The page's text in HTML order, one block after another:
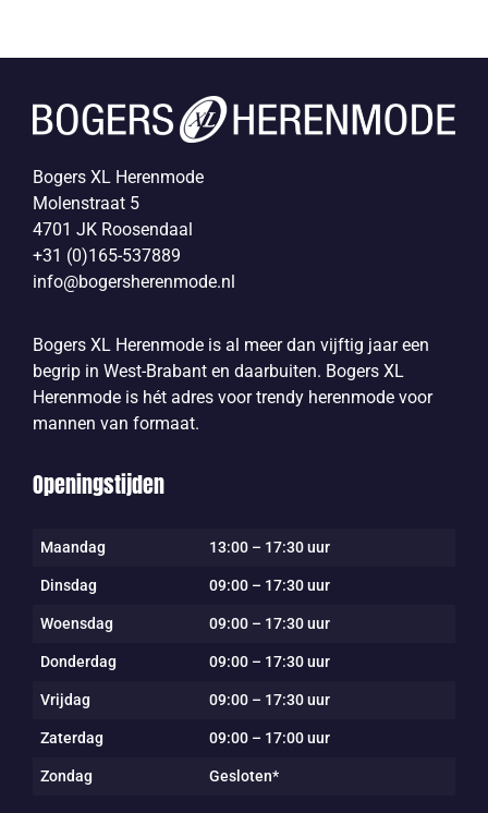
Bogers XL Herenmode
Molenstraat 5
4701 JK Roosendaal
+31 (0)165-537889
info@bogersherenmode.nl
Bogers XL Herenmode is al meer dan vijftig jaar een
begrip in West-Brabant en daarbuiten. Bogers XL
Herenmode is hét adres voor trendy herenmode voor
mannen van formaat.
Openingstijden
Maandag 13:00 – 17:30 uur
Dinsdag 09:00 – 17:30 uur
Woensdag 09:00 – 17:30 uur
Donderdag 09:00 – 17:30 uur
Vrijdag 09:00 – 17:30 uur
Zaterdag 09:00 – 17:00 uur
Zondag Gesloten*